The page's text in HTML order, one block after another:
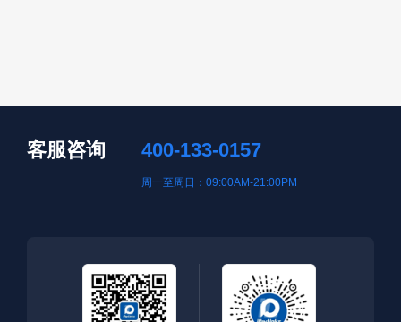
客服咨询 400-133-0157
周一至周日：09:00AM-21:00PM